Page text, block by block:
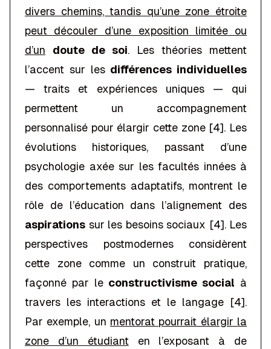
divers chemins, tandis qu’une zone étroite
peut découler d’une exposition limitée ou
d’un
doute de soi. Les théories mettent
l’accent sur les différences individuelles
— traits et expériences uniques — qui
permettent un accompagnement
personnalisé pour élargir cette zone [4]. Les
évolutions historiques, passant d’une
psychologie axée sur les facultés innées à
des comportements adaptatifs, montrent le
rôle de l’éducation dans l’alignement des
aspirations sur les besoins sociaux [4]. Les
perspectives postmodernes considèrent
cette zone comme un construit pratique,
façonné par le constructivisme social à
travers les interactions et le langage [4].
Par exemple, un mentorat pourrait élargir la
zone d’un étudianten l’exposant à de